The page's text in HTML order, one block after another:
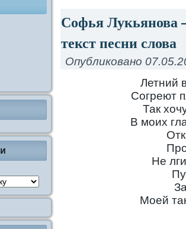
Софья Лукьянова
текст песни слова
Опубликовано
Летний
Согреют
Так
В моих
Не
Моей